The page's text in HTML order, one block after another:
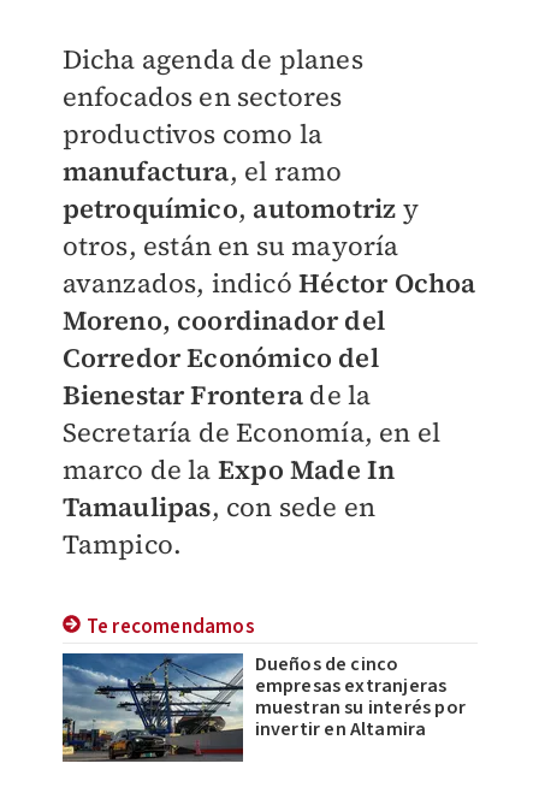
Dicha agenda de planes
enfocados en sectores
productivos como la
manufactura, el ramo
petroquímico, automotriz y
otros, están en su mayoría
avanzados, indicóHéctor Ochoa
Moreno, coordinador del
Corredor Económico del
Bienestar Frontera de la
Secretaría de Economía, en el
marco de la Expo Made In
Tamaulipas, con sede en
Tampico.
Te recomendamos
Dueños de cinco
empresas extranjeras
muestran su interés por
invertir en Altamira